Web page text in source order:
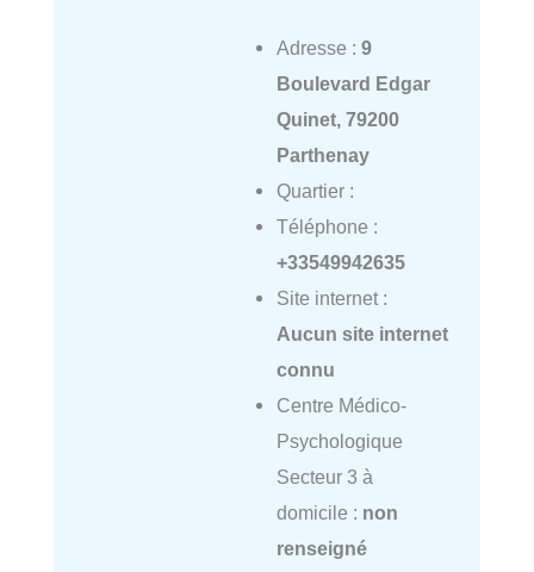
Adresse : 9
Boulevard Edgar
Quinet, 79200
Parthenay
Quartier :
Téléphone :
+33549942635
Site internet :
Aucun site internet
connu
Centre Médico-
Psychologique
Secteur 3 à
domicile : non
renseigné